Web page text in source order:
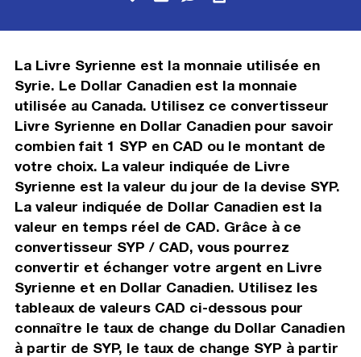
La Livre Syrienne est la monnaie utilisée en
Syrie. Le Dollar Canadien est la monnaie
utilisée au Canada. Utilisez ce convertisseur
Livre Syrienne en Dollar Canadien pour savoir
combien fait 1 SYP en CAD ou le montant de
votre choix. La valeur indiquée de Livre
Syrienne est la valeur du jour de la devise SYP.
La valeur indiquée de Dollar Canadien est la
valeur en temps réel de CAD. Grâce à ce
convertisseur SYP / CAD, vous pourrez
convertir et échanger votre argent en Livre
Syrienne et en Dollar Canadien. Utilisez les
tableaux de valeurs CAD ci-dessous pour
connaître le taux de change du Dollar Canadien
à partir de SYP, le taux de change SYP à partir